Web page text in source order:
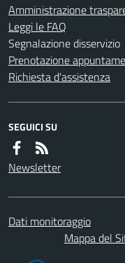
Amministrazione
Leggi le FAQ
Segnalazione disservizio
Prenotazione
Richiesta d'assistenza
SEGUICI SU
Newsletter
Dati monitoraggio
Mappa del